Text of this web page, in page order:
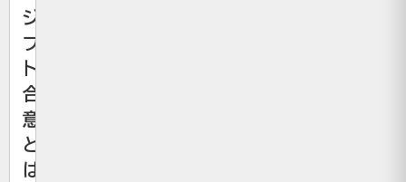
ジ
プ
ト
合
意
と
は？